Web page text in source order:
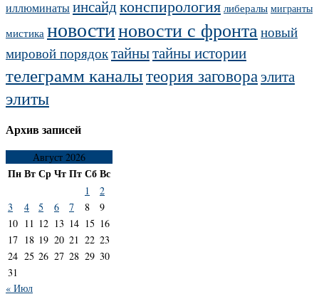
иллюминатыинсайдконспирология либералы мигранты
мистика новостиновости с фронтановый
мировой порядоктайнытайны истории
телеграмм каналытеория заговораэлита
элиты
Архив записей
Август 2026
ПнВтСрЧтПтСбВс
1
2
3
4 5 6 7 8
9
10 11 12 13 14 15 16
17 18 19 20 21 22 23
24 25 26 27 28 29 30
31
« Июл